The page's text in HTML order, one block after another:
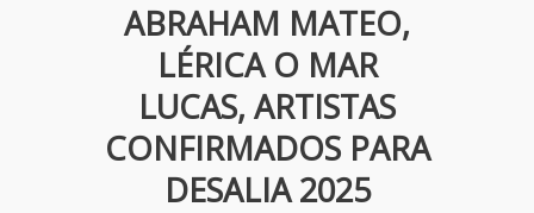
ABRAHAM MATEO,
LÉRICA O MAR
LUCAS, ARTISTAS
CONFIRMADOS PARA
DESALIA 2025